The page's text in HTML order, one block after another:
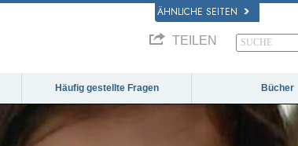
ÄHNLICHE SEITEN
TEILEN
Häufig gestellte Fragen Bücher